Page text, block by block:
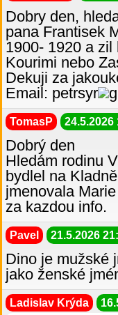
Dobry den,
pana Frantisek
1900- 1920 a
Kourimi nebo
Dekuji za
Email: petrsyr
TomasP 24.5.2026
Dobrý den
Hledám rodinu
bydlel na
jmenovala
za kazdou info.
Pavel 21.5.2026
Dino je mužské
jako ženské
Ladislav Krýda